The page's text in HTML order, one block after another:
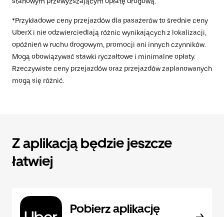
*Przykładowe ceny przejazdów dla pasażerów to średnie ceny
UberX i nie odzwierciedlają różnic wynikających z lokalizacji,
opóźnień w ruchu drogowym, promocji ani innych czynników.
Mogą obowiązywać stawki ryczałtowe i minimalne opłaty.
Rzeczywiste ceny przejazdów oraz przejazdów zaplanowanych
mogą się różnić.
Z aplikacją będzie jeszcze
łatwiej
Pobierz aplikację